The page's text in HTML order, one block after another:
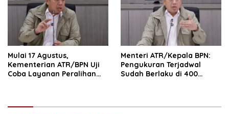
Mulai 17 Agustus,
Kementerian ATR/BPN Uji
Coba Layanan Peralihan
Menteri ATR/Kepala BPN:
Pengukuran Terjadwal
Sudah Berlaku di 400